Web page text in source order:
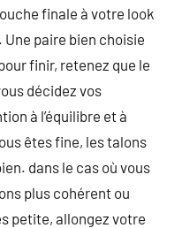
finale à votre look
paire bien choisie
finir, retenez que le
décidez vos
à l’équilibre et à
êtes fine, les talons
dans le cas où vous
plus cohérent ou
petite, allongez votre